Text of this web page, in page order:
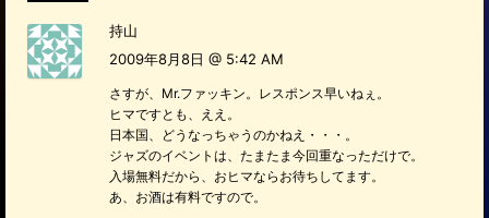
持山
2009年8月8日 @ 5:42 AM
さすが、Mr.ファッキン。レスポンス早いねぇ。
ヒマですとも、ええ。
日本国、どうなっちゃうのかねえ・・・。
ジャズのイベントは、たまたま今回重なっただけで。
入場無料だから、おヒマならお待ちしてます。
あ、お酒は有料ですので。